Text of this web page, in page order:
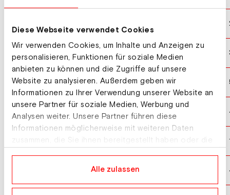
Diese Webseite verwendet Cookies
Wir verwenden Cookies, um Inhalte und Anzeigen zu
personalisieren, Funktionen für soziale Medien
anbieten zu können und die Zugriffe auf unsere
Website zu analysieren. Außerdem geben wir
Informationen zu Ihrer Verwendung unserer Website an
unsere Partner für soziale Medien, Werbung und
Analysen weiter. Unsere Partner führen diese
Informationen möglicherweise mit weiteren Daten
zusammen, die Sie ihnen bereitgestellt haben oder die
Alle zulassen
BELL Reece
14 OLLIER Marjolaine
15 DANIOTH Aline
LANDSTROEM Moa
VANREUSEL Kim